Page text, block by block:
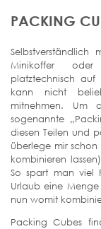
PACKING
Minikoffer oder
platztechnisch auf
kann nicht
mitnehmen. Um
sogenannte
diesen Teilen und
überlege mir
kombinieren
So spart man viel
Urlaub eine
nun womit
Packing Cubes